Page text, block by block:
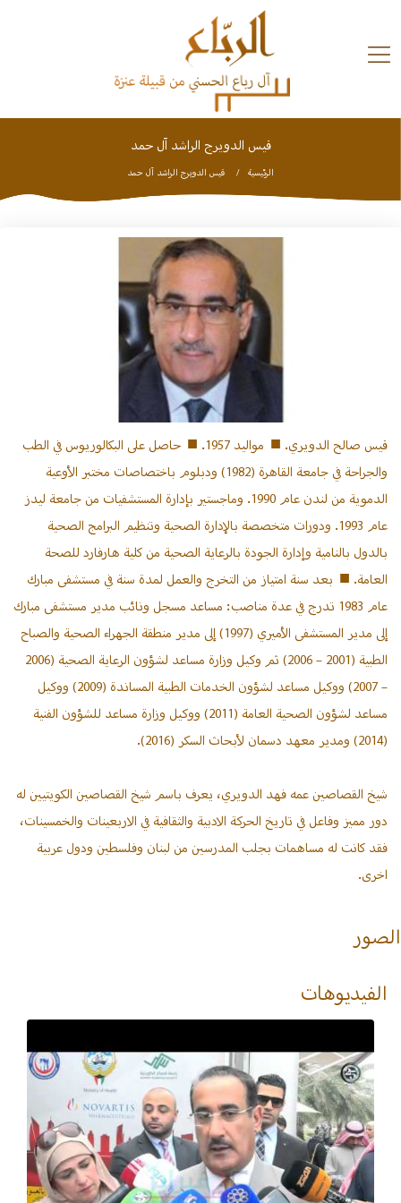
content
الدخول
تسجيل
جديد
آل
حمد
الرباع
من عنزة
أسر
الرباع
بالقصيم
قيس الدويرج الراشد آل حمد
الرئيسية قيس الدويرج الراشد آل حمد
قيس صالح الدويري. ■ مواليد 1957. ■ حاصل على البكالوريوس في الطب
والجراحة في جامعة القاهرة (1982) ودبلوم باختصاصات مختبر الأوعية
الدموية من لندن عام 1990. وماجستير بإدارة المستشفيات من جامعة ليدز
عام 1993. ودورات متخصصة بالإدارة الصحية وتنظيم البرامج الصحية
بالدول بالنامية وإدارة الجودة بالرعاية الصحية من كلية هارفارد للصحة
العامة. ■ بعد سنة امتياز من التخرج والعمل لمدة سنة في مستشفى مبارك
عام 1983 تدرج في عدة مناصب: مساعد مسجل ونائب مدير مستشفى مبارك
إلى مدير المستشفى الأميري (1997) إلى مدير منطقة الجهراء الصحية والصباح
– 2007) ووكيل مساعد لشؤون الخدمات الطبية المساندة (2009) ووكيل
مساعد لشؤون الصحية العامة (2011) ووكيل وزارة مساعد للشؤون الفنية
(2014) ومدير معهد دسمان لأبحاث السكر (2016).
شيخ القصاصين عمه فهد الدويري، يعرف باسم شيخ القصاصين الكويتيين له
دور مميز وفاعل في تاريخ الحركة الادبية والثقافية في الاربعينات والخمسينات،
فقد كانت له مساهمات بجلب المدرسين من لبنان وفلسطين ودول عربية
اخرى.
الصور
الفيديوهات